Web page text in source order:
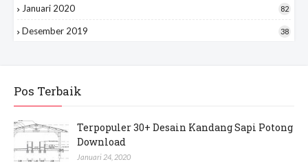
Januari 2020 82
Desember 2019 38
Pos Terbaik
Terpopuler 30+ Desain Kandang Sapi Potong
Download
Januari 24, 2020